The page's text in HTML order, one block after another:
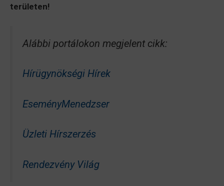
területen!
Alábbi portálokon megjelent cikk:
Hírügynökségi Hírek
EseményMenedzser
Üzleti Hírszerzés
Rendezvény Világ